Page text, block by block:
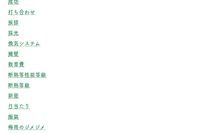
成功
打ち合わせ
挨拶
採光
換気システム
擁壁
教育費
断熱等性能等級
断熱等級
新築
日当たり
服装
梅雨のジメジメ